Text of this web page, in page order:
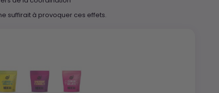
suffirait à provoquer ces effets.